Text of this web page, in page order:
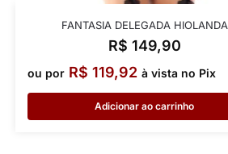
FANTASIA DELEGADA HIOLANDA
R$ 149,90
ou por R$ 119,92 à vista no Pix
Adicionar ao carrinho